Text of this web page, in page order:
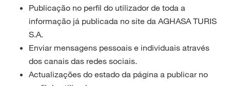
Publicação no perfil do utilizador de toda a
informação já publicada no site da AGHASA TURIS
S.A.
Enviar mensagens pessoais e individuais através
dos canais das redes sociais.
Actualizações do estado da página a publicar no